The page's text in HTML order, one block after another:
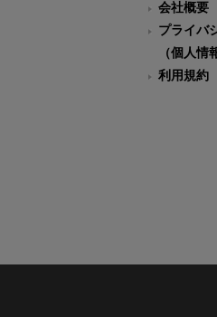
会社概要
プライバ
（個人情
利用規約